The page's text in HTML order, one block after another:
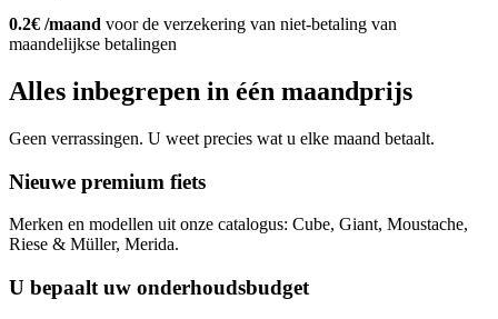
0.2€ /maand voor de verzekering van niet-betaling van
maandelijkse betalingen
Alles inbegrepen in één maandprijs
Geen verrassingen. U weet precies wat u elke maand betaalt.
Nieuwe premium fiets
Merken en modellen uit onze catalogus: Cube, Giant, Moustache,
Riese & Müller, Merida.
U bepaalt uw onderhoudsbudget